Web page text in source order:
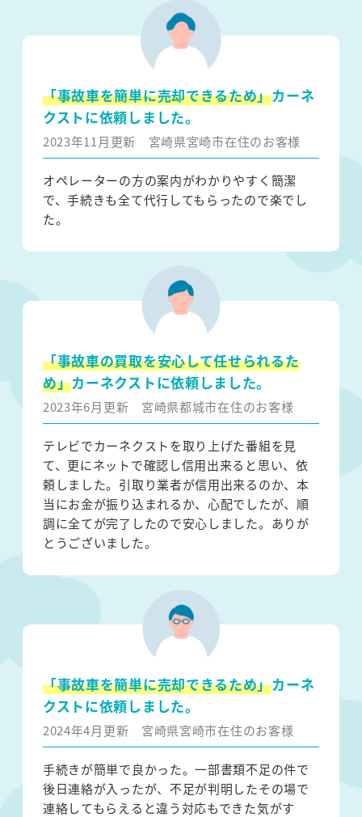
「事故車を簡単に売却できるため」カーネ
クストに依頼しました。
2023年11月更新 宮崎県宮崎市在住のお客様
オペレーターの方の案内がわかりやすく簡潔
で、手続きも全て代行してもらったので楽でし
た。
「事故車の買取を安心して任せられるた
め」カーネクストに依頼しました。
2023年6月更新 宮崎県都城市在住のお客様
テレビでカーネクストを取り上げた番組を見
て、更にネットで確認し信用出来ると思い、依
頼しました。引取り業者が信用出来るのか、本
当にお金が振り込まれるか、心配でしたが、順
調に全てが完了したので安心しました。ありが
とうございました。
「事故車を簡単に売却できるため」カーネ
クストに依頼しました。
2024年4月更新 宮崎県宮崎市在住のお客様
手続きが簡単で良かった。一部書類不足の件で
後日連絡が入ったが、不足が判明したその場で
連絡してもらえると違う対応もできた気がす